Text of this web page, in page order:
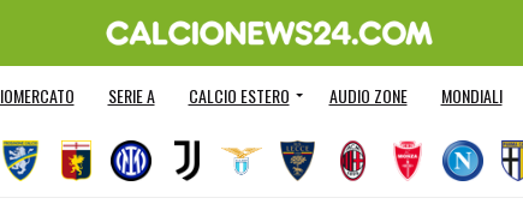
SERIE A CALCIO ESTERO AUDIO ZONE MONDIALI